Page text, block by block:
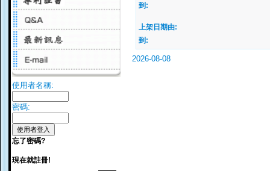
使用者名稱:
密碼:
忘了密碼?
現在就註冊!
到:
上架日期由:
到:
2026-08-08